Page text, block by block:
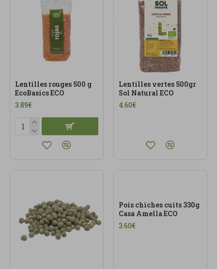
Lentilles rouges 500 g
EcoBasics ECO
3.89€
Lentilles vertes 500gr
Sol Natural ECO
4.60€
Pois chiches cuits 330g
Casa Amella ECO
3.60€